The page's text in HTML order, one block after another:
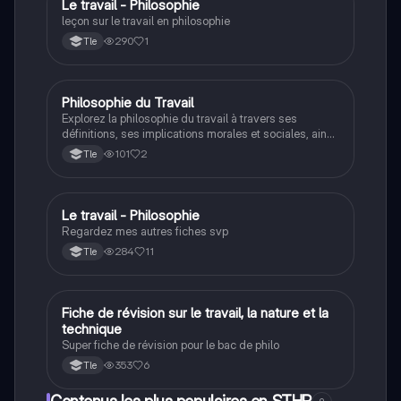
Philosophie
Le travail - Philosophie
leçon sur le travail en philosophie
Tle 290 1
Philosophie
Philosophie du Travail
Explorez la philosophie du travail à travers ses
définitions, ses implications morales et sociales, ainsi
que les perspectives d'auteurs comme Nietzsche et
Kant. Ce résumé aborde les concepts clés tels que
Tle 101 2
Philosophie
Le travail - Philosophie
Regardez mes autres fiches svp
Tle 284 11
Philosophie
Fiche de révision sur le travail, la nature et la
technique
Super fiche de révision pour le bac de philo
Tle 353 6